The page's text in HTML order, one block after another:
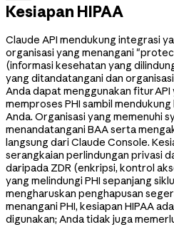
Kesiapan HIPAA
Claude API mendukung integrasi
organisasi yang menangani
(informasi kesehatan yang
yang ditandatangani dan
Anda dapat menggunakan fitur
memproses PHI sambil
Anda. Organisasi yang memenuhi
menandatangani BAA serta
langsung dari Claude Console.
serangkaian perlindungan privasi
daripada ZDR (enkripsi, kontrol
yang melindungi PHI sepanjang
mengharuskan penghapusan
menangani PHI, kesiapan HIPAA
digunakan; Anda tidak juga